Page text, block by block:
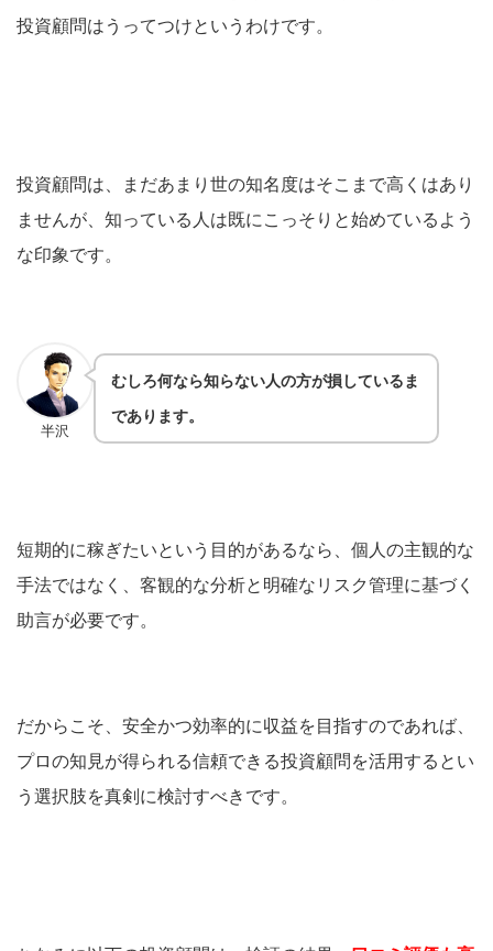
投資顧問はうってつけというわけです。
投資顧問は、まだあまり世の知名度はそこまで高くはあり
ませんが、知っている人は既にこっそりと始めているよう
な印象です。
半沢
むしろ何なら知らない人の方が損しているま
であります。
短期的に稼ぎたいという目的があるなら、個人の主観的な
手法ではなく、客観的な分析と明確なリスク管理に基づく
助言が必要です。
だからこそ、安全かつ効率的に収益を目指すのであれば、
プロの知見が得られる信頼できる投資顧問を活用するとい
う選択肢を真剣に検討すべきです。